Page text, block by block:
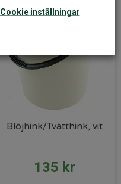
Blöjhink/Tvätthink, vit
135 kr
Cookie inställningar